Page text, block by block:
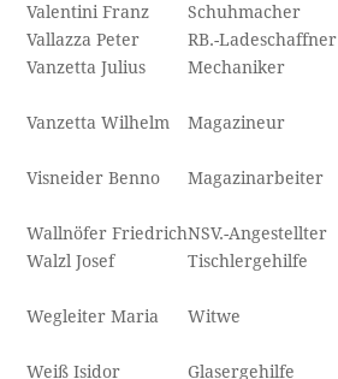
Valentini Franz
Schuhmacher
Vallazza Peter
RB.-Ladeschaffner
Vanzetta Julius
Mechaniker
Vanzetta Wilhelm
Magazineur
Visneider Benno
Magazinarbeiter
Wallnöfer FriedrichNSV.-Angestellter
Walzl Josef
Tischlergehilfe
Wegleiter Maria
Witwe
Weiß Isidor
Glasergehilfe